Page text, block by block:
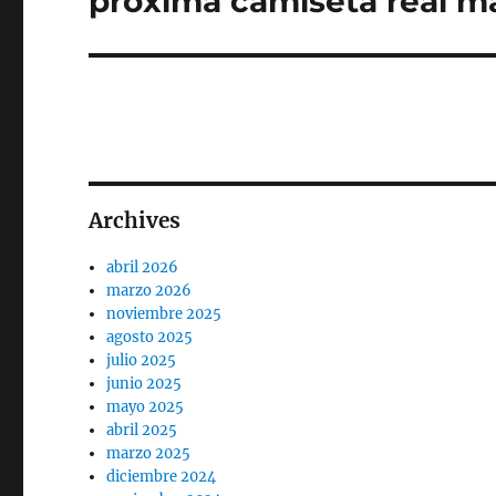
Archives
abril 2026
marzo 2026
noviembre 2025
agosto 2025
julio 2025
junio 2025
mayo 2025
abril 2025
marzo 2025
diciembre 2024